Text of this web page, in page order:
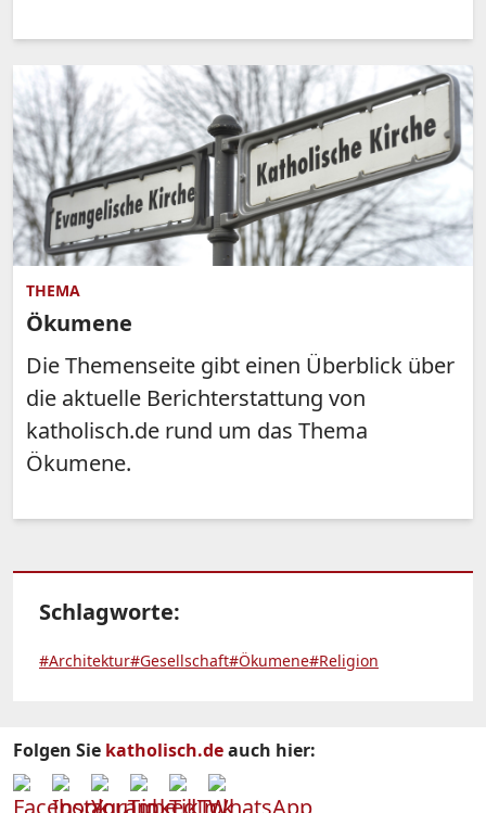
THEMA
Ökumene
Die Themenseite gibt einen Überblick über
die aktuelle Berichterstattung von
katholisch.de rund um das Thema
Ökumene.
Schlagworte:
#Architektur#Gesellschaft#Ökumene#Religion
Folgen Sie katholisch.deauch hier: